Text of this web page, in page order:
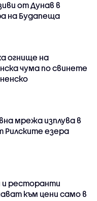
от Дунав в
на Будапеща
огнище на
чума по свинете
мрежа изплува в
Рилските езера
и ресторанти
към цени само в